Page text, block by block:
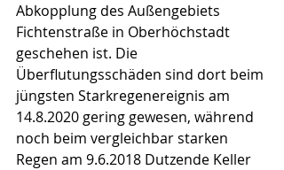
Abkopplung des Außengebiets
Fichtenstraße in Oberhöchstadt
geschehen ist. Die
Überflutungsschäden sind dort beim
jüngsten Starkregenereignis am
14.8.2020 gering gewesen, während
noch beim vergleichbar starken
Regen am 9.6.2018 Dutzende Keller